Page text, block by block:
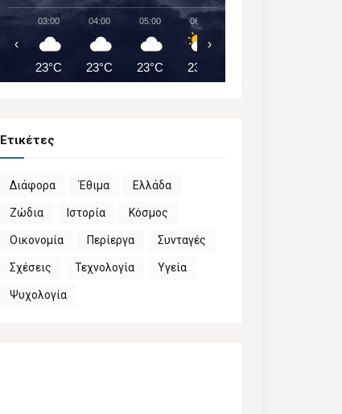
03:00
23°C
04:00
23°C
05:00
23°C
06:00
23°C
‹ ›
Ετικέτες
Διάφορα Έθιμα Ελλάδα
Ζώδια Ιστορία Κόσμος
Οικονομία Περίεργα Συνταγές
Σχέσεις Τεχνολογία Υγεία
Ψυχολογία